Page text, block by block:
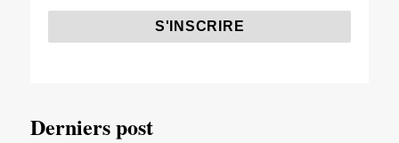
Derniers post